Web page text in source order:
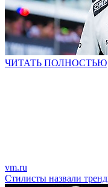
ЧИТАТЬ ПОЛНОСТЬЮ
vm.ru
Стилисты назвали